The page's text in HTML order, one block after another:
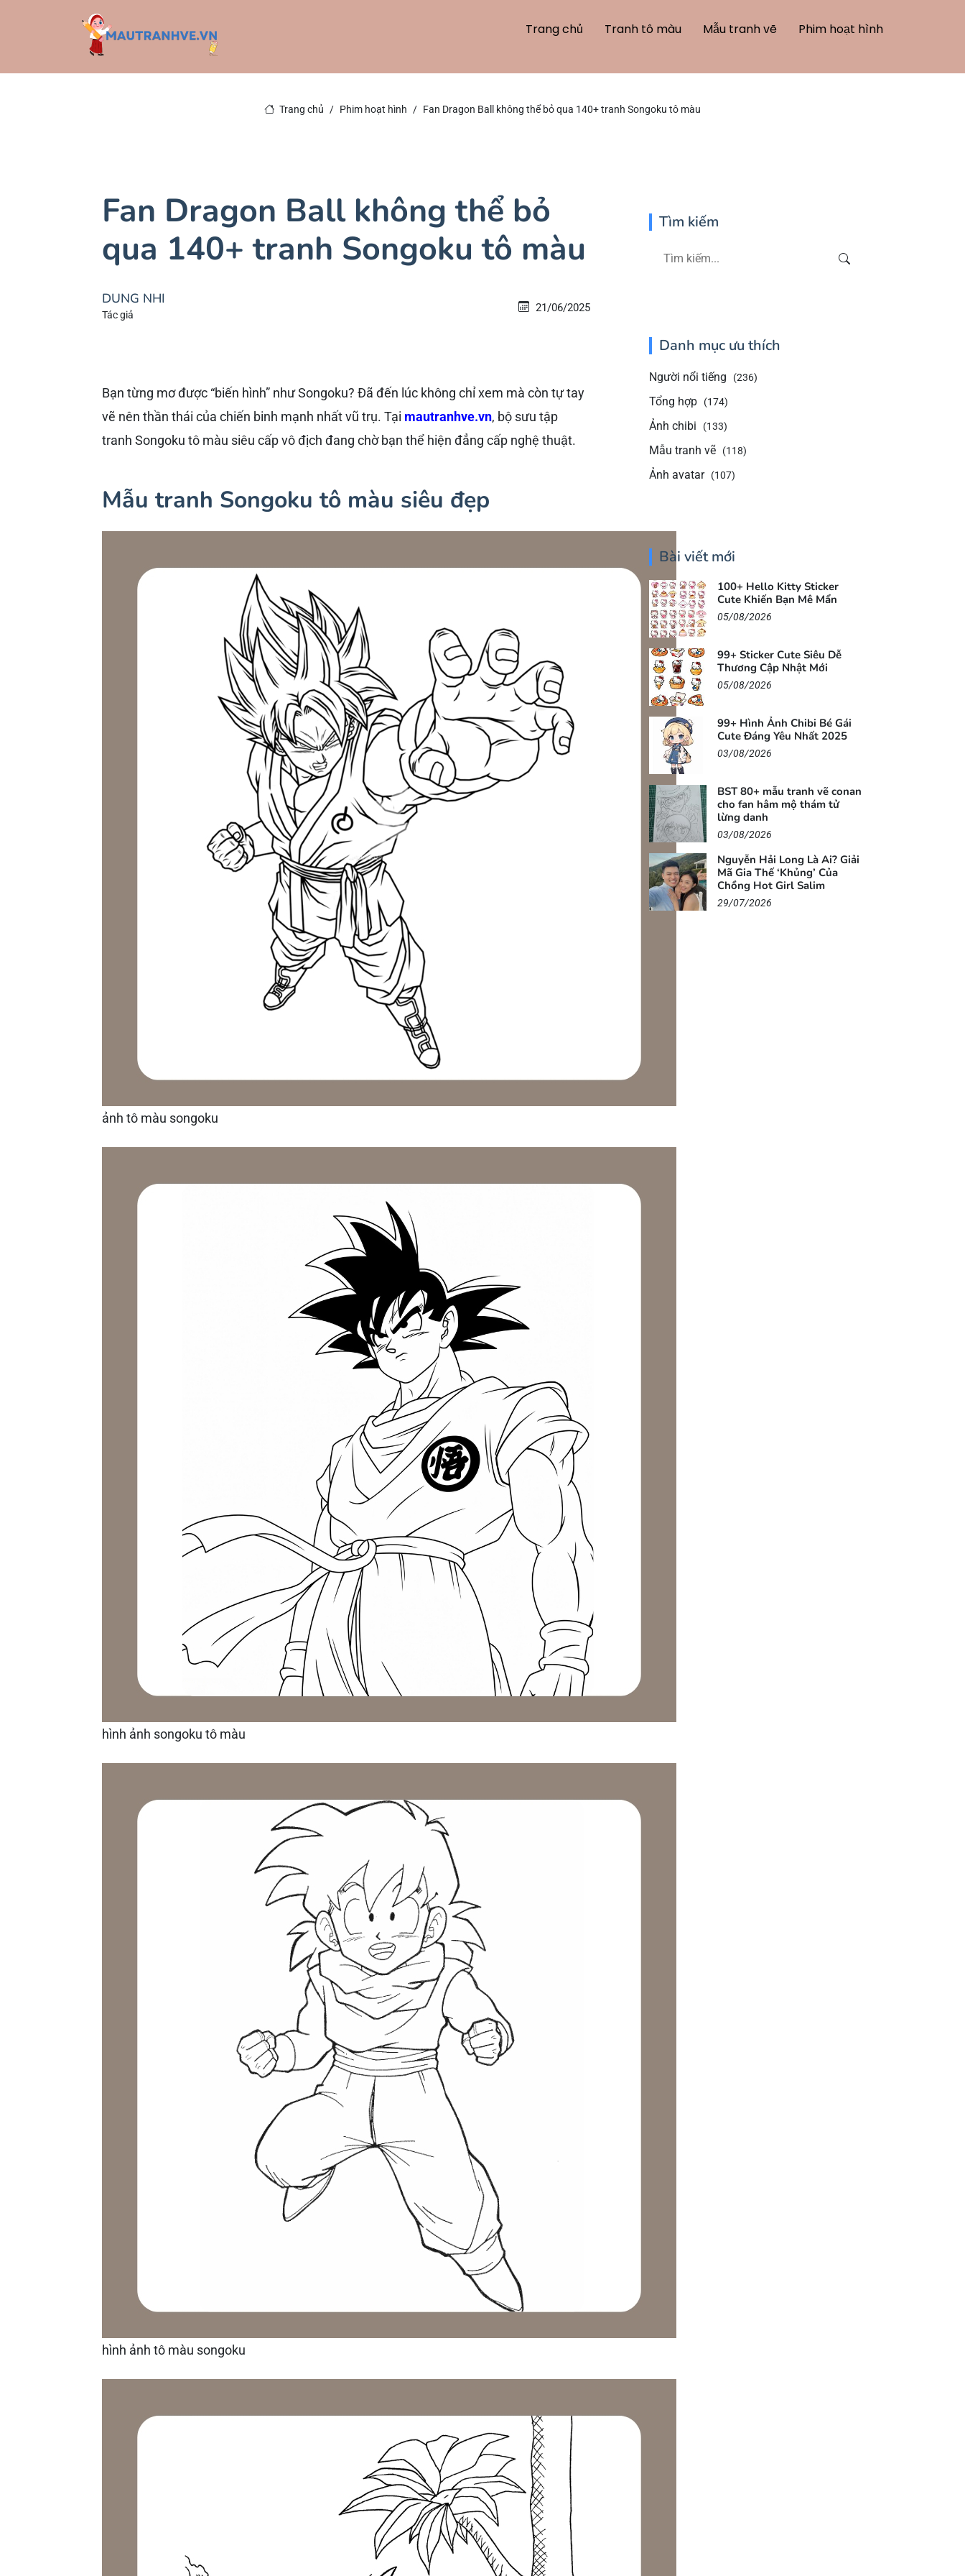
Trang chủ Tranh tô màu Mẫu tranh vẽ Phim hoạt hình
Trang chủ Phim hoạt hình Fan Dragon Ball không thể bỏ qua 140+ tranh Songoku tô màu
Fan Dragon Ball không thể bỏ
qua 140+ tranh Songoku tô màu
DUNG NHI
Tác giả
21/06/2025
Bạn từng mơ được “biến hình” như Songoku? Đã đến lúc không chỉ xem mà còn tự tay
vẽ nên thần thái của chiến binh mạnh nhất vũ trụ. Tại mautranhve.vn, bộ sưu tập
tranh Songoku tô màu siêu cấp vô địch đang chờ bạn thể hiện đẳng cấp nghệ thuật.
Mẫu tranh Songoku tô màu siêu đẹp
ảnh tô màu songoku
hình ảnh songoku tô màu
hình ảnh tô màu songoku​
Tìm kiếm
Danh mục ưu thích
Người nổi tiếng (236)
Tổng hợp (174)
Ảnh chibi (133)
Mẫu tranh vẽ (118)
Ảnh avatar (107)
Bài viết mới
100+ Hello Kitty Sticker
Cute Khiến Bạn Mê Mẩn
05/08/2026
99+ Sticker Cute Siêu Dễ
Thương Cập Nhật Mới
05/08/2026
99+ Hình Ảnh Chibi Bé Gái
Cute Đáng Yêu Nhất 2025
03/08/2026
BST 80+ mẫu tranh vẽ conan
cho fan hâm mộ thám tử
lừng danh
03/08/2026
Nguyễn Hải Long Là Ai? Giải
Mã Gia Thế ‘Khủng’ Của
Chồng Hot Girl Salim
29/07/2026